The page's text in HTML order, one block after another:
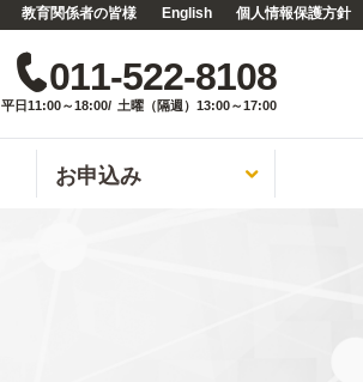
教育関係者の皆様 English 個人情報保護方針
011-522-8108
平日11:00～18:00/ 土曜（隔週）13:00～17:00
お申込み 